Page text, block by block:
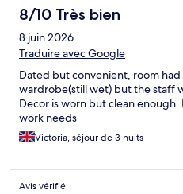
8/10 Très bien
8 juin 2026
Traduire avec Google
Dated but convenient, room
wardrobe(still wet) but the staff
Decor is worn but clean
work needs
Victoria, séjour de 3 nuits
Avis vérifié